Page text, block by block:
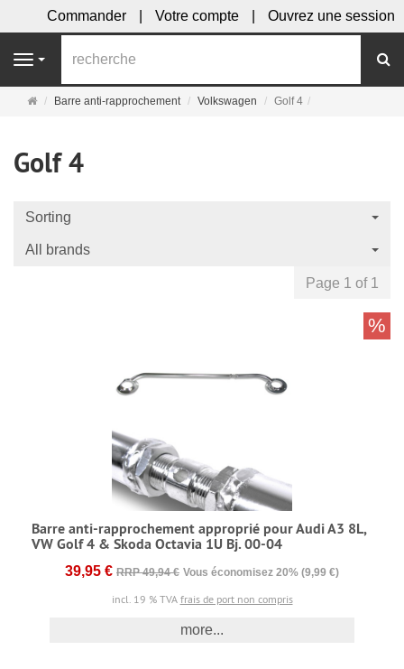
Commander Votre compte Ouvrez une session
Navigation
PageBarre anti-rapprochement Volkswagen Golf 4
Golf 4
Sorting
All brands
Page 1 of 1
Barre anti-rapprochement approprié pour Audi A3 8L,
VW Golf 4 & Skoda Octavia 1U Bj. 00-04
39,95 € RRP 49,94 € Vous économisez 20% (9,99 €)
incl. 19 % TVA frais de port non compris
more...
%